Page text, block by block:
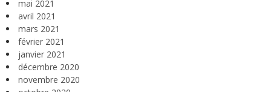
mai 2021
avril 2021
mars 2021
février 2021
janvier 2021
décembre 2020
novembre 2020